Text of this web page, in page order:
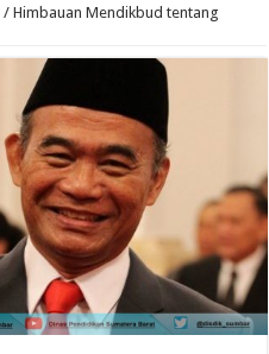
/ Himbauan Mendikbud tentang